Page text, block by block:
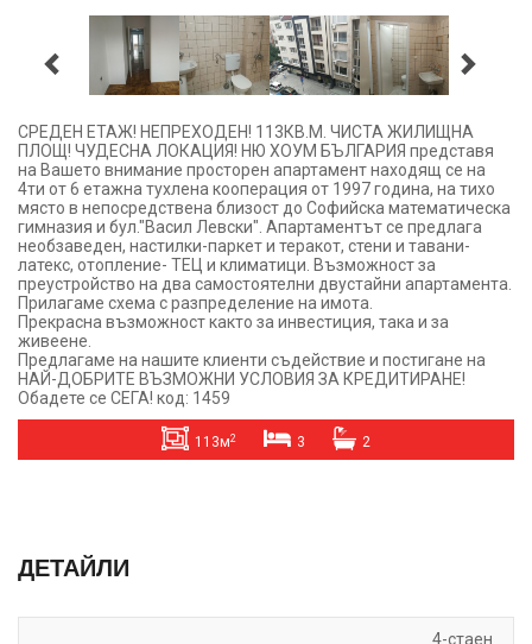
СРЕДЕН ЕТАЖ! НЕПРЕХОДЕН! 113КВ.М. ЧИСТА ЖИЛИЩНА
ПЛОЩ! ЧУДЕСНА ЛОКАЦИЯ! НЮ ХОУМ БЪЛГАРИЯ представя
на Вашето внимание просторен апартамент находящ се на
4ти от 6 етажна тухлена кооперация от 1997 година, на тихо
място в непосредствена близост до Софийска математическа
гимназия и бул."Васил Левски". Апартаментът се предлага
необзаведен, настилки-паркет и теракот, стени и тавани-
латекс, отопление- ТЕЦ и климатици. Възможност за
преустройство на два самостоятелни двустайни апартамента.
Прилагаме схема с разпределение на имота.
Прекрасна възможност както за инвестиция, така и за
живеене.
Предлагаме на нашите клиенти съдействие и постигане на
НАЙ-ДОБРИТЕ ВЪЗМОЖНИ УСЛОВИЯ ЗА КРЕДИТИРАНЕ!
Обадете се СЕГА! код: 1459
113м2 3 2
ДЕТАЙЛИ
4-стаен